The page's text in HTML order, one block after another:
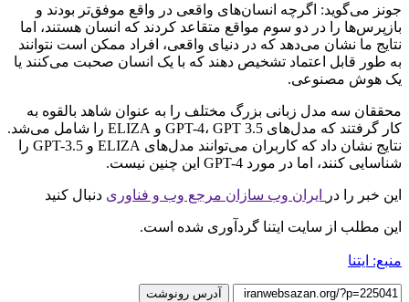
جونز می‌گوید: اگرچه انسان‌های واقعی در واقع موفق‌تر بودند و
بازپرس‌ها را در دو سوم مواقع متقاعد کردند که انسان هستند، اما
نتایج ما نشان می‌دهد که در دنیای واقعی، افراد ممکن است نتوانند
به طور قابل اعتماد تشخیص دهند که با یک انسان صحبت می‌کنند یا
یک هوش مصنوعی.
محققان سه مدل زبانی بزرگ مختلف را به عنوان شاهد بالقوه به
کار گرفتند که مدل‌های GPT-4، GPT 3.5 و ELIZA را شامل می‌شد.
نتایج نشان داد که کاربران می‌توانند مدل‌های ELIZA و GPT-3.5 را
شناسایی کنند، اما در مورد GPT-4 این چنین نیست.
این خبر را در ایران وب سازان مرجع وب و فناوری دنبال کنید
این مطلب از سایت ایتنا گردآوری شده است.
منبع: ایتنا
آدرس رونوشت